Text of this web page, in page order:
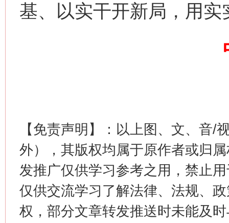
基、以实干开新局，用
【免责声明】：以上图、文、音/
外），其版权均属于原作者或归
发推广仅供学习参考之用，禁止
仅供交流学习了解法律、法规、
权，部分文章转发推送时未能及
这是一记警钟！ 谢